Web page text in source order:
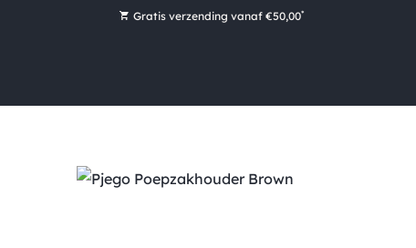
Gratis verzending vanaf €50,00*